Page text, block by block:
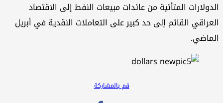
الدولارات المتأتية من عائدات مبيعات النفط إلى الاقتصاد
العراقي القائم إلى حد كبير على التعاملات النقدية في أبريل
الماضي.
قم بالمشاركة